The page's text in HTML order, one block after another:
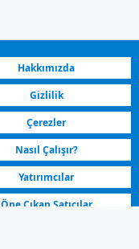
Hakkımızda
Gizlilik
Çerezler
Nasıl Çalışır?
Yatırımcılar
Öne Çıkan Satıcılar